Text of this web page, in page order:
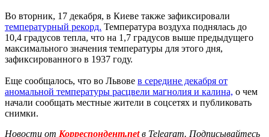
Во вторник, 17 декабря, в Киеве также зафиксировали
температурный рекорд. Температура воздуха поднялась до
10,4 градусов тепла, что на 1,7 градусов выше предыдущего
максимального значения температуры для этого дня,
зафиксированного в 1937 году.
Еще сообщалось, что во Львове в середине декабря от
аномальной температуры расцвели магнолия и калина, о чем
начали сообщать местные жители в соцсетях и публиковать
снимки.
Новости от Корреспондент.netв Telegram. Подписывайтесь